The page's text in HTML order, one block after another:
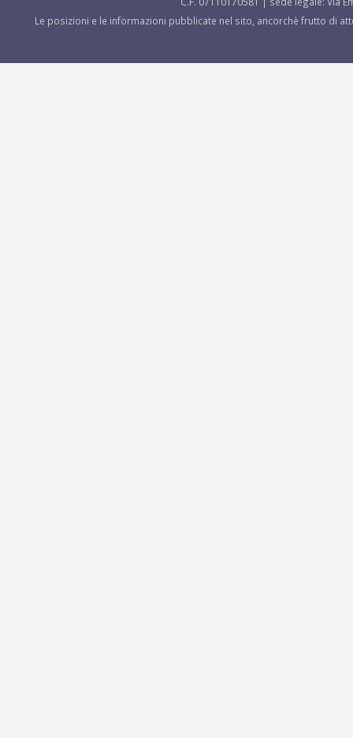
Le posizioni e le informazioni pubblicate nel sito, ancorchè frutto di